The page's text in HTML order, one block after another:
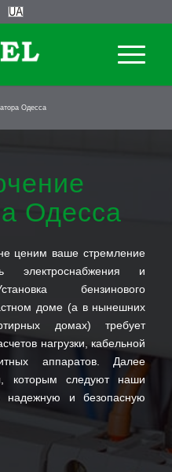
Одесса
Одесса
ценим ваше стремление
электроснабжения и
бензинового
доме (а в нынешних
домах) требует
нагрузки, кабельной
аппаратов. Далее
которым следуют наши
надежную и безопасную